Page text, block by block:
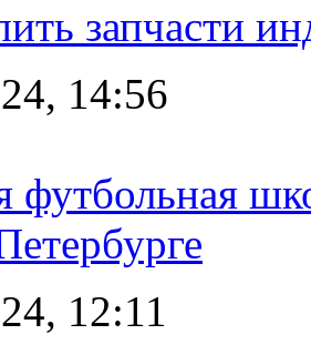
запчасти
14:56
футбольная
12:11